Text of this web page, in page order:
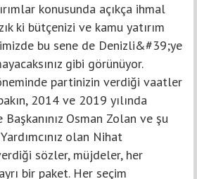
konusunda açıkça ihmal
ki bütçenizi ve kamu yatırım
bu sene de Denizli&#39;ye
gibi görünüyor.
partinizin verdiği vaatler
2014 ve 2019 yılında
Osman Zolan ve şu
olan Nihat
sözler, müjdeler, her
bir paket. Her seçim